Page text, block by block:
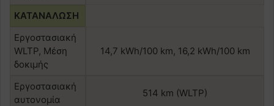
ΚΑΤΑΝΑΛΩΣΗ
Εργοστασιακή
WLTP, Μέση
δοκιμής
14,7 kWh/100 km, 16,2 kWh/100 km
Εργοστασιακή
αυτονομία
514 km (WLTP)